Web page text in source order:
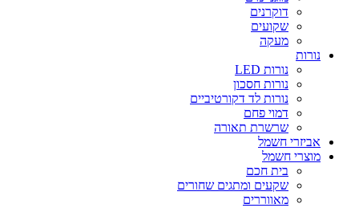
דוקרנים
שקועים
מעקה
נורות
נורות LED
נורות חסכון
נורות לד דקורטיביים
דמוי פחם
שרשרת תאורה
אביזרי חשמל
מוצרי חשמל
בית חכם
שקעים ומתגים שחורים
מאווררים